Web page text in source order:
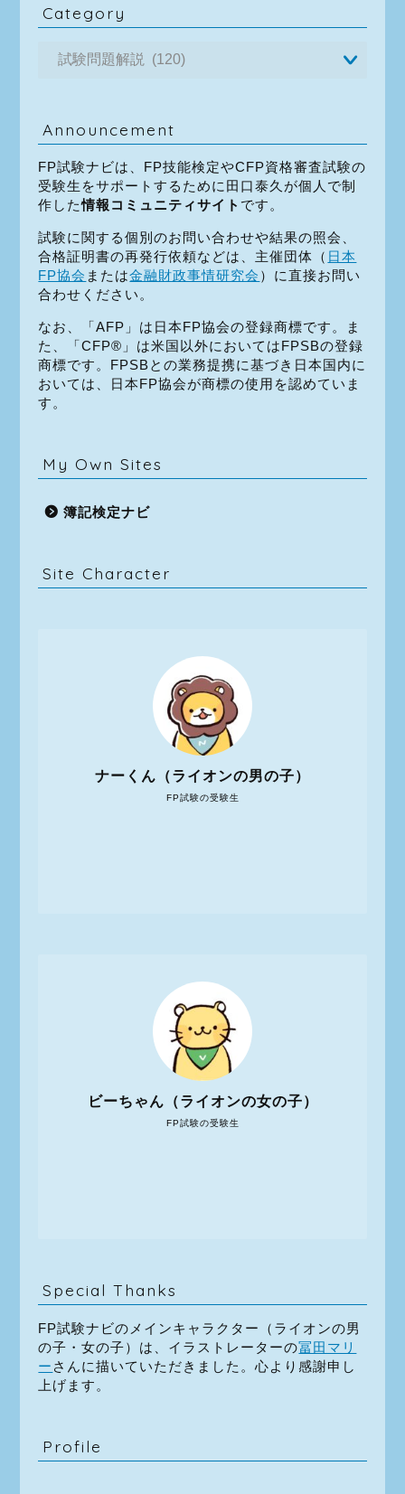
Category
Announcement
FP試験ナビは、FP技能検定やCFP資格審査試験の
受験生をサポートするために田口泰久が個人で制
作した情報コミュニティサイト です。
試験に関する個別のお問い合わせや結果の照会、
合格証明書の再発行依頼などは、主催団体（ 日本
FP協会 または金融財政事情研究会 ）に直接お問い
合わせください。
なお、「AFP」は日本FP協会の登録商標です。ま
た、「CFP®」は米国以外においてはFPSBの登録
商標です。FPSBとの業務提携に基づき日本国内に
おいては、日本FP協会が商標の使用を認めていま
す。
My Own Sites
簿記検定ナビ
Site Character
FP試験の受験生
ナーくん（ライオンの男の子）
FP試験の受験生
ビーちゃん（ライオンの女の子）
Special Thanks
FP試験ナビのメインキャラクター（ライオンの男
の子・女の子）は、イラストレーターの冨田マリ
ー さんに描いていただきました。心より感謝申し
上げます。
Profile